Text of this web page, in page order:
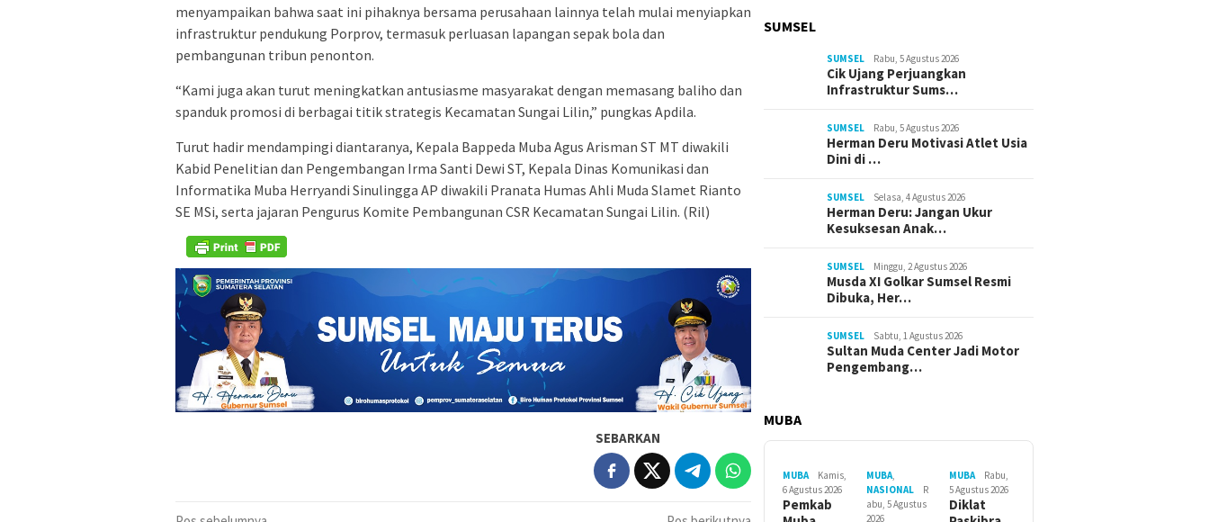
menyampaikan bahwa saat ini pihaknya bersama perusahaan lainnya telah mulai menyiapkan
infrastruktur pendukung Porprov, termasuk perluasan lapangan sepak bola dan
pembangunan tribun penonton.
“Kami juga akan turut meningkatkan antusiasme masyarakat dengan memasang baliho dan
spanduk promosi di berbagai titik strategis Kecamatan Sungai Lilin,” pungkas Apdila.
Turut hadir mendampingi diantaranya, Kepala Bappeda Muba Agus Arisman ST MT diwakili
Kabid Penelitian dan Pengembangan Irma Santi Dewi ST, Kepala Dinas Komunikasi dan
Informatika Muba Herryandi Sinulingga AP diwakili Pranata Humas Ahli Muda Slamet Rianto
SE MSi, serta jajaran Pengurus Komite Pembangunan CSR Kecamatan Sungai Lilin. (Ril)
SEBARKAN
SUMSEL
SUMSEL Rabu, 5 Agustus 2026
Cik Ujang Perjuangkan
Infrastruktur Sums…
SUMSEL Rabu, 5 Agustus 2026
Herman Deru Motivasi Atlet Usia
Dini di …
SUMSEL Selasa, 4 Agustus 2026
Herman Deru: Jangan Ukur
Kesuksesan Anak…
SUMSEL Minggu, 2 Agustus 2026
Musda XI Golkar Sumsel Resmi
Dibuka, Her…
SUMSEL Sabtu, 1 Agustus 2026
Sultan Muda Center Jadi Motor
Pengembang…
MUBA
MUBA
Kamis,
6 Agustus 2026
Pemkab
MUBA,
NASIONAL
R
abu, 5 Agustus
2026
MUBA
Rabu,
5 Agustus 2026
Diklat